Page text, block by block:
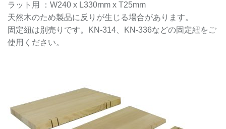
ラット用 ：W240 x L330mm x T25mm
天然木のため製品に反りが生じる場合があります。
固定紐は別売りです。KN-314、KN-336などの固定紐をご
使用ください。